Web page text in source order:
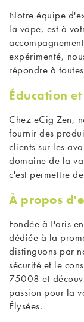
Notre équipe
la vape, est à
expérimenté,
répondre à
Éducation
Chez eCig Zen,
fournir des
clients sur les
domaine de la
c'est permettre
À propos
Fondée à Paris
dédiée à la
distinguons par
sécurité et le
75008 et
passion pour la
Élysées.